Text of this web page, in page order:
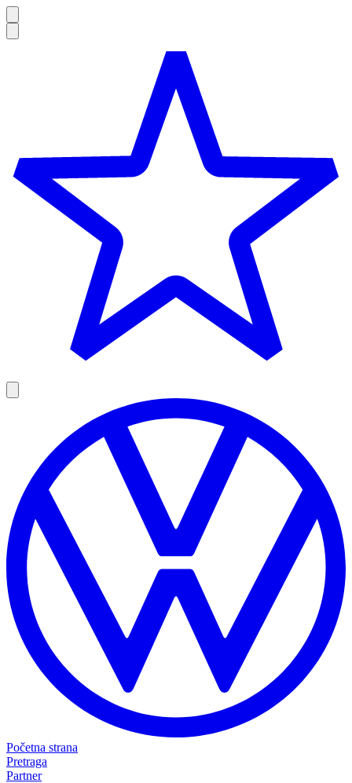
Početna strana
Pretraga
Partner